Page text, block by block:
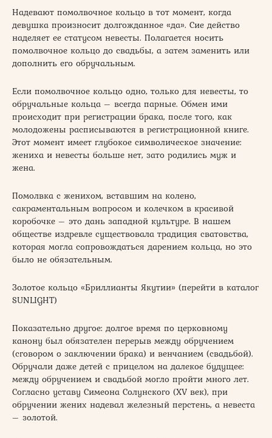
Надевают помолвочное кольцо в тот момент, когда
девушка произносит долгожданное «да». Сие действо
наделяет ее статусом невесты. Полагается носить
помолвочное кольцо до свадьбы, а затем заменить или
дополнить его обручальным.
Если помолвочное кольцо одно, только для невесты, то
обручальные кольца – всегда парные. Обмен ими
происходит при регистрации брака, после того, как
молодожены расписываются в регистрационной книге.
Этот момент имеет глубокое символическое значение:
жениха и невесты больше нет, зато родились муж и
жена.
Помолвка с женихом, вставшим на колено,
сакраментальным вопросом и колечком в красивой
коробочке – это дань западной культуре. В нашем
обществе издревле существовала традиция сватовства,
которая могла сопровождаться дарением кольца, но это
было не обязательным.
Золотое кольцо «Бриллианты Якутии» (перейти в каталог
SUNLIGHT)
Показательно другое: долгое время по церковному
канону был обязателен перерыв между обручением
(сговором о заключении брака) и венчанием (свадьбой).
Обручали даже детей с прицелом на далекое будущее:
между обручением и свадьбой могло пройти много лет.
Согласно уставу Симеона Солунского (XV век), при
обручении жених надевал железный перстень, а невеста
– золотой.